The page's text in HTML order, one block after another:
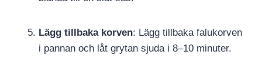
Lägg tillbaka korven: Lägg tillbaka falukorven
i pannan och låt grytan sjuda i 8–10 minuter.